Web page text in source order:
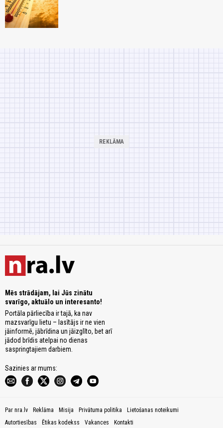
Mēs strādājam, lai Jūs zinātu
svarīgo, aktuālo un interesanto!
Portāla pārliecība ir tajā, ka nav
mazsvarīgu lietu – lasītājs ir ne vien
jāinformē, jābrīdina un jāizglīto, bet arī
jādod brīdis atelpai no dienas
saspringtajiem darbiem.
Sazinies ar mums:
Par nra.lv Reklāma Misija Privātuma politika
Lietošanas noteikumi
Autortiesības
Ētikas kodekss Vakances Kontakti